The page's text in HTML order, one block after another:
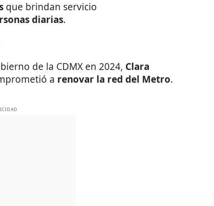
que brindan servicio
diarias.
de la CDMX en 2024, Clara
a renovar la red del Metro.